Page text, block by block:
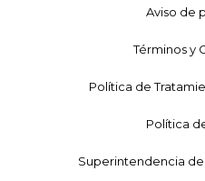
Aviso de
Términos y
Política de
Política
Superintendencia